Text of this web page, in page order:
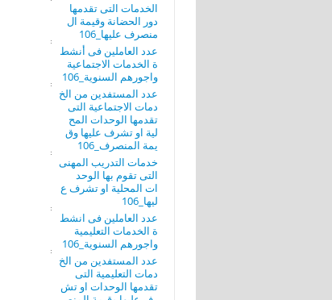
الخدمات التى تقدمها
دور الحضانة وقيمة ال
منصرف عليها_106
عدد العاملين فى أنشط
ة الخدمات الاجتماعية
واجورهم السنوية_106
عدد المستفدين من الخ
دمات الاجتماعية التى
تقدمها الوحدات المح
لية او تشرف عليها وق
يمة المنصرف_106
خدمات التدريب المهنى
التى تقوم بها الوحد
ات المحلية او تشرف ع
ليها_106
عدد العاملين فى انشط
ة الخدمات التعليمية
واجورهم السنوية_106
عدد المستفدين من الخ
دمات التعليمية التى
تقدمها الوحدات او تش